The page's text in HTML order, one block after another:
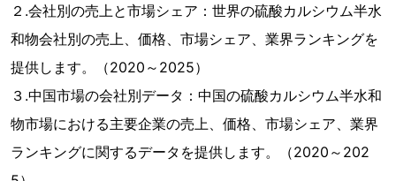
２.会社別の売上と市場シェア：世界の硫酸カルシウム半水
和物会社別の売上、価格、市場シェア、業界ランキングを
提供します。（2020～2025）
３.中国市場の会社別データ：中国の硫酸カルシウム半水和
物市場における主要企業の売上、価格、市場シェア、業界
ランキングに関するデータを提供します。（2020～202